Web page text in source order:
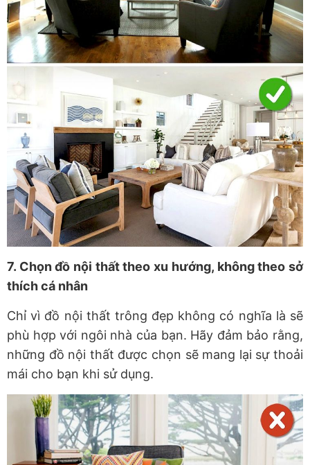
7. Chọn đồ nội thất theo xu hướng, không theo sở
thích cá nhân
Chỉ vì đồ nội thất trông đẹp không có nghĩa là sẽ
phù hợp với ngôi nhà của bạn. Hãy đảm bảo rằng,
những đồ nội thất được chọn sẽ mang lại sự thoải
mái cho bạn khi sử dụng.